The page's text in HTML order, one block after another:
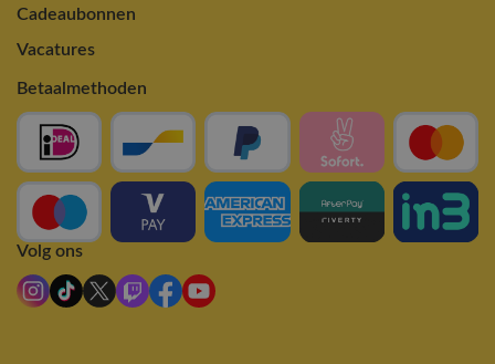
Cadeaubonnen
Vacatures
Betaalmethoden
Volg ons